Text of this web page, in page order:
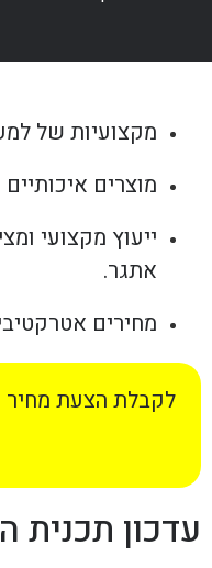
מקצועיות של למעלה
מוצרים
ייעוץ מקצועי
אתגר.
מחירים
לקבלת הצעת מחיר
עדכון תכנית